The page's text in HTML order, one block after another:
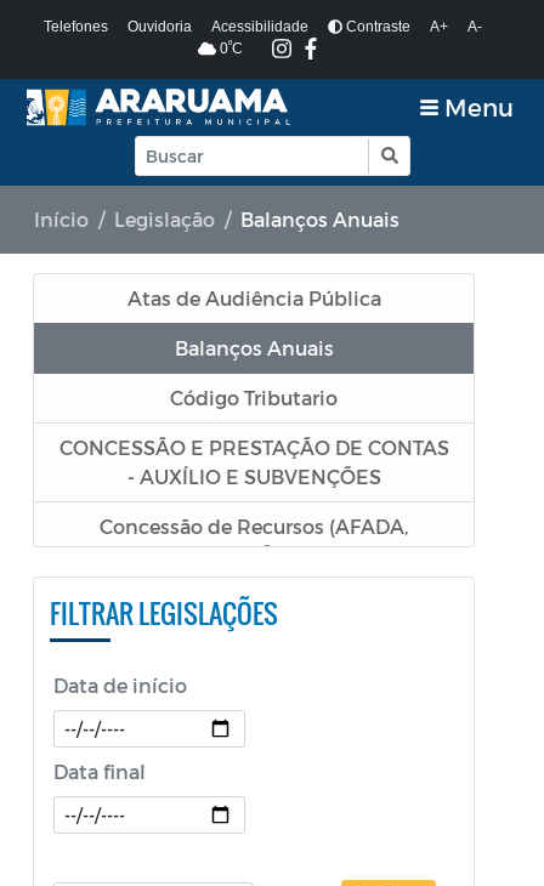
Telefones Ouvidoria Acessibilidade Contraste A+
A-
0ºC
Menu
Início Legislação Balanços Anuais
Atas de Audiência Pública
Balanços Anuais
Código Tributario
CONCESSÃO E PRESTAÇÃO DE CONTAS
- AUXÍLIO E SUBVENÇÕES
Concessão de Recursos (AFADA,
PESTALOZZI e SÃO BENEDITO)
Constituição Federal
Decretos SEPOL
Decretos Sobre o Coronavírus COVID-19
FILTRAR LEGISLAÇÕES
Data de início
Data final